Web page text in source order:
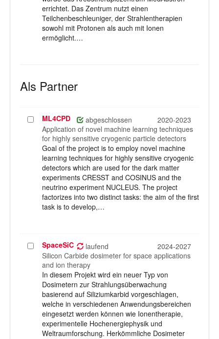
errichtet. Das Zentrum nutzt einen
Teilchenbeschleuniger, der Strahlentherapien
sowohl mit Protonen als auch mit Ionen
ermöglicht.…
Als Partner
Projekt
auswählen
ML4CPD abgeschlossen
2020-2023
Application of novel machine learning techniques
for highly sensitive cryogenic particle detectors
Goal of the project is to employ novel machine
learning techniques for highly sensitive cryogenic
detectors which are used for the dark matter
experiments CRESST and COSINUS and the
neutrino experiment NUCLEUS. The project
factorizes into two distinct tasks: the aim of the first
task is to develop,…
Projekt
auswählen
SpaceSiC laufend
2024-2027
Silicon Carbide dosimeter for space applications
and ion therapy
In diesem Projekt wird ein neuer Typ von
Dosimetern zur Strahlungsüberwachung
basierend auf Siliziumkarbid vorgeschlagen,
welche in verschiedenen Anwendungsbereichen
eingesetzt werden können wie Ionentherapie,
experimentelle Hochenergiephysik und
Weltraumforschung. Herkömmliche Dosimeter